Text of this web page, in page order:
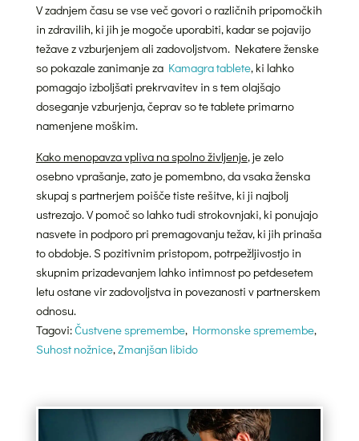
V zadnjem času se vse več govori o različnih pripomočkih
in zdravilih, ki jih je mogoče uporabiti, kadar se pojavijo
težave z vzburjenjem ali zadovoljstvom. Nekatere ženske
so pokazale zanimanje za Kamagra tablete, ki lahko
pomagajo izboljšati prekrvavitev in s tem olajšajo
doseganje vzburjenja, čeprav so te tablete primarno
namenjene moškim.
Kako menopavza vpliva na spolno življenje, je zelo
osebno vprašanje, zato je pomembno, da vsaka ženska
skupaj s partnerjem poišče tiste rešitve, ki ji najbolj
ustrezajo. V pomoč so lahko tudi strokovnjaki, ki ponujajo
nasvete in podporo pri premagovanju težav, ki jih prinaša
to obdobje. S pozitivnim pristopom, potrpežljivostjo in
skupnim prizadevanjem lahko intimnost po petdesetem
letu ostane vir zadovoljstva in povezanosti v partnerskem
odnosu.
Tagovi:Čustvene spremembe, Hormonske spremembe,
Suhost nožnice,Zmanjšan libido